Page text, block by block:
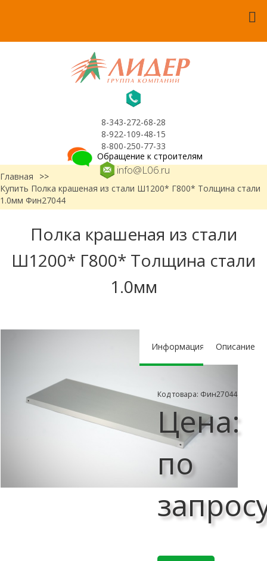
8-343-272-68-28
8-922-109-48-15
8-800-250-77-33
info@L06.ru
Обращение к строителям
Главная
>>
Купить Полка крашеная из стали Ш1200* Г800* Толщина стали
1.0мм Фин27044
Полка крашеная из стали
Ш1200* Г800* Толщина стали
1.0мм
Информация Описание
Код товара: Фин27044
Цена:
по